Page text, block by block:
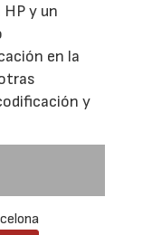
y un
en la
y